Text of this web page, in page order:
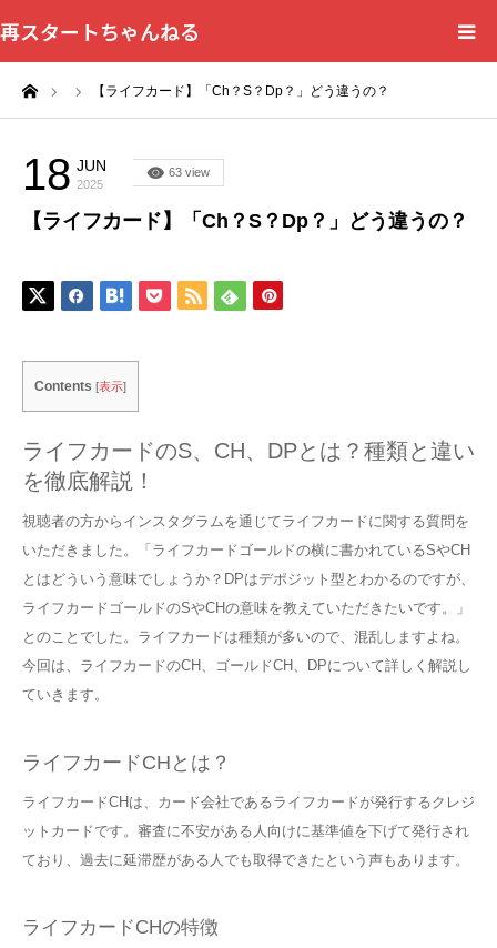
再スタートちゃんねる
【ライフカード】「Ch？S？Dp？」どう違うの？
18 JUN
2025
63 view
【ライフカード】「Ch？S？Dp？」どう違うの？
Contents [表示]
ライフカードのS、CH、DPとは？種類と違い
を徹底解説！
視聴者の方からインスタグラムを通じてライフカードに関する質問を
いただきました。「ライフカードゴールドの横に書かれているSやCH
とはどういう意味でしょうか？DPはデポジット型とわかるのですが、
ライフカードゴールドのSやCHの意味を教えていただきたいです。」
とのことでした。ライフカードは種類が多いので、混乱しますよね。
今回は、ライフカードのCH、ゴールドCH、DPについて詳しく解説し
ていきます。
ライフカードCHとは？
ライフカードCHは、カード会社であるライフカードが発行するクレジ
ットカードです。審査に不安がある人向けに基準値を下げて発行され
ており、過去に延滞歴がある人でも取得できたという声もあります。
ライフカードCHの特徴
HOME
カテゴリー一覧
問い合わせフォーム
プライバシーポリシー